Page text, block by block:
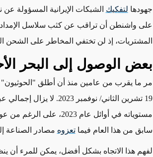
جهودها لتفكيك الشبكات الإيرانية المسؤولة
على واشنطن أن تراقب عن كثب سلاسل
المشتريات، إذ لن تختفي المخاطر على الشحن
بعض الوصول إلى البحر
مر ما يقرب من عامين منذ أن أطلق
19 تشرين الثاني/
مستوياته في أوائل عام
سابق من هذا العام فيماتعزوه مصادر الصناعة
لفهم هذا الاتجاه بشكل أفضل، يمكن للمرء أن